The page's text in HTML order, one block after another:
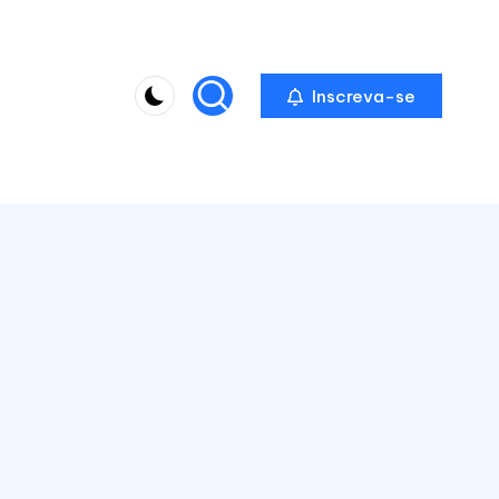
Inscreva-se